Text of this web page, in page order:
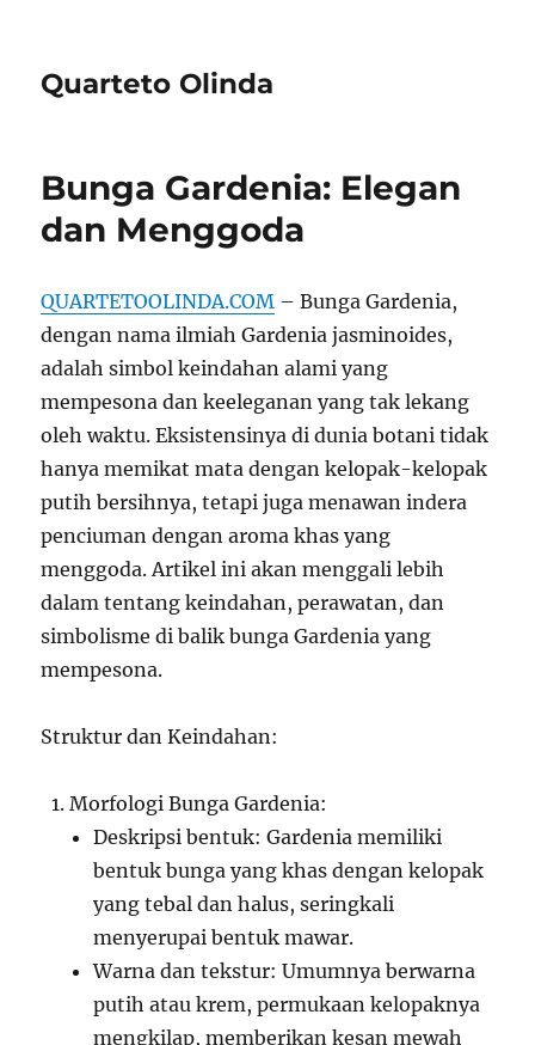
Quarteto Olinda
Bunga Gardenia: Elegan
dan Menggoda
QUARTETOOLINDA.COM – Bunga Gardenia,
dengan nama ilmiah Gardenia jasminoides,
adalah simbol keindahan alami yang
mempesona dan keeleganan yang tak lekang
oleh waktu. Eksistensinya di dunia botani tidak
hanya memikat mata dengan kelopak-kelopak
putih bersihnya, tetapi juga menawan indera
penciuman dengan aroma khas yang
menggoda. Artikel ini akan menggali lebih
dalam tentang keindahan, perawatan, dan
simbolisme di balik bunga Gardenia yang
mempesona.
Struktur dan Keindahan:
Morfologi Bunga Gardenia:
Deskripsi bentuk: Gardenia memiliki
bentuk bunga yang khas dengan kelopak
yang tebal dan halus, seringkali
menyerupai bentuk mawar.
Warna dan tekstur: Umumnya berwarna
putih atau krem, permukaan kelopaknya
mengkilap, memberikan kesan mewah